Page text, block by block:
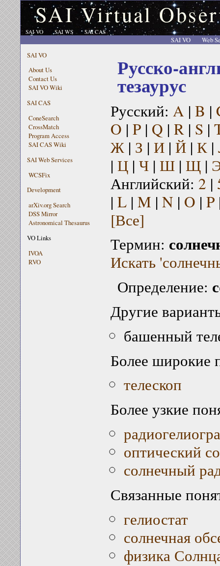
SAI Virtual
SAI VO SAI WS SAI CAS
SAI VO
Web
SAI VO
About Us
Contact Us
SAI VO Wiki
SAI CAS
ConeSearch
CrossMatch
Program Access
SAI CAS Wiki
SAI Web Services
WCSFix
Development
arXiv.org Search
DSS Mirror
Astronomical Thesaurus
VO Links
IVOA
RVO
Русско-
тезаурус
Русский: A | B |
O | P| Q | R| S |
Ж| З | И| Й| К|
| Ц| Ч| Ш| Щ|
Английский: 2 |
| L| M | N | O | P
[Все]
Термин:
Искать
Определение:
Другие
башенный
Более широкие
телескоп
Более узкие
оптический
солнечный
Связанные
гелиостат
солнечная
физика